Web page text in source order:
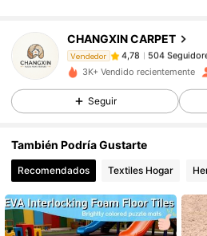
CHANGXIN CARPET
Vendedor
4,78
504
h***spagadoHace
504
4,78
4,78 504
3K+ Vendido recientemente
Seguir
También Podría Gustarte
Recomendados Textiles Hogar